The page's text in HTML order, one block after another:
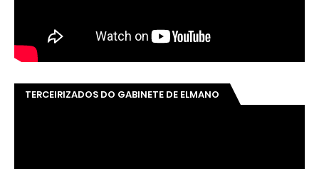
TERCEIRIZADOS DO GABINETE DE ELMANO